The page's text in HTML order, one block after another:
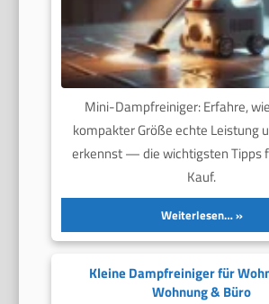
Mini-Dampfreiniger: Erfahre,
kompakter Größe echte Leistung
erkennst — die wichtigsten Tipps
Kauf.
Weiterlesen…
Kleine Dampfreiniger für
Wohnung & Büro